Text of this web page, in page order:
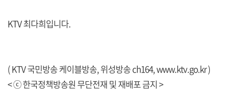
KTV 최다희입니다.
( KTV 국민방송 케이블방송, 위성방송 ch164,www.ktv.go.kr)
< ⓒ 한국정책방송원 무단전재 및 재배포 금지 >